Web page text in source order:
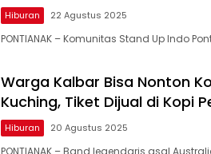
Hiburan 22 Agustus 2025
PONTIANAK – Komunitas Stand Up Indo
Warga Kalbar Bisa Nonton
Kuching, Tiket Dijual di Kopi
Hiburan 20 Agustus 2025
PONTIANAK – Band legendaris asal